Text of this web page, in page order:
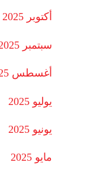
أكتوبر 2025
سبتمبر 2025
أغسطس 2025
يوليو 2025
يونيو 2025
مايو 2025